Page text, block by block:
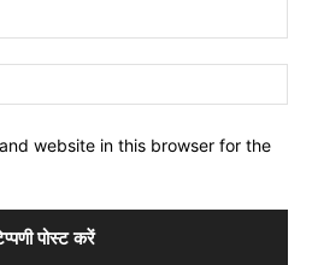
website in this browser for the